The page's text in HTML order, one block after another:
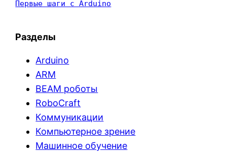
Первые шаги с Arduino
Разделы
Arduino
ARM
BEAM роботы
RoboCraft
Коммуникации
Компьютерное зрение
Машинное обучение